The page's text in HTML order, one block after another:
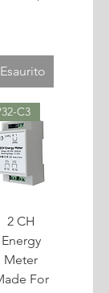
Esaurito
C3
2 CH
Energy
Meter
For